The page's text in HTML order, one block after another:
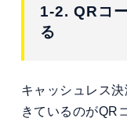
1-2. QRコ
る
キャッシュレス
きているのがQR